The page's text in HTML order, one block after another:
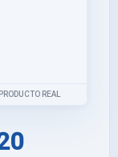
REAL